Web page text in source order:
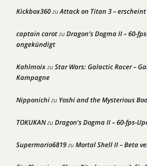
Kickbox360zuAttack on Titan 3 –
captain carotzuDragon’s Dogma II – 60-
angekündigt
KahlmoixzuStar Wars: Galactic Racer –
Kampagne
Nipponichizu Yoshi and the Mysterious
TOKUKANzuDragon’s Dogma II – 60-fps-
Supermario6819zuMortal Shell II – Beta